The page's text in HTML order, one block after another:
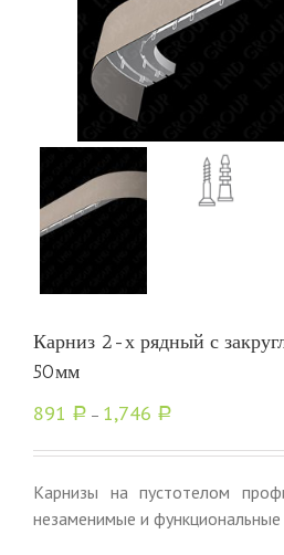
Карниз 2-х рядный с
50мм
891 Р – 1,746 Р
Карнизы на пустотелом
незаменимые и функциональные